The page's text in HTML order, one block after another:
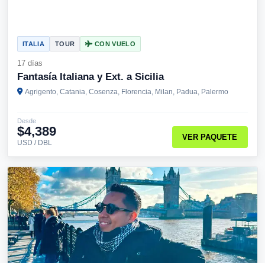
ITALIA TOUR CON VUELO
17 días
Fantasía Italiana y Ext. a Sicilia
Agrigento, Catania, Cosenza, Florencia, Milan, Padua, Palermo
Desde
$4,389
USD / DBL
VER PAQUETE